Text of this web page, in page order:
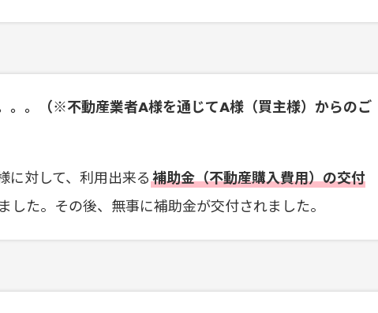
。。（※不動産業者A様を通じてA様（買主様）からのご
に対して、利用出来る補助金（不動産購入費用）の交付
した。その後、無事に補助金が交付されました。